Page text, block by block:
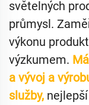
světelných
průmysl.
výkonu
výzkumem.
a vývoj a
služby,